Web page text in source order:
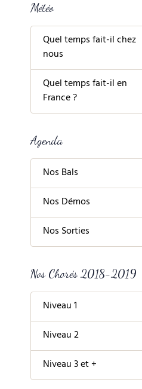
Météo
Quel temps fait-il chez
nous
Quel temps fait-il en
France ?
Agenda
Nos Bals
Nos Démos
Nos Sorties
Nos Chorés 2018-2019
Niveau 1
Niveau 2
Niveau 3 et +